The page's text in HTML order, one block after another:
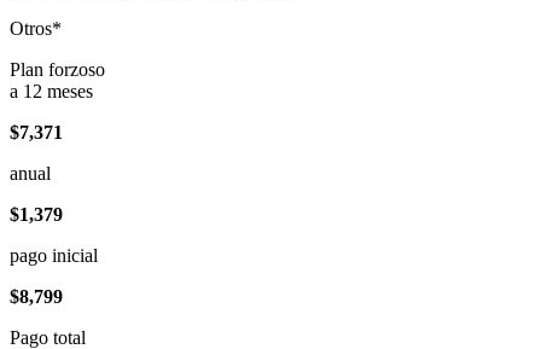
Otros*
Plan forzoso
a 12 meses
$7,371
anual
$1,379
pago inicial
$8,799
Pago total